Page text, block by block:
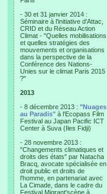
- 30 et 31 janvier 2014 :
Séminaire à l'initiative d'Attac,
CRID et du Réseau Action
Climat - "Quelles mobilisations
et quelles stratégies des
mouvements et organisations
dans la perspective de la
Conférence des Nations-
Unies sur le climat Paris 2015
?"
2013
- 8 décembre 2013 : "Nuages
au Paradis" à l'Ecopass Film
Festival au Japan Pacific ICT
Center à Suva (Iles Fidji)
- 28 novembre 2013 :
"Changements climatiques et
droits des états" par Natacha
Bracq, avocate spécialisée en
droit public et droits de
l'homme, en partenariat avec
La Cimade, dans le cadre du
Festival Migrant'scène à